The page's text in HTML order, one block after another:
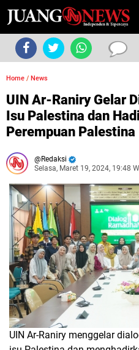
Home / News
UIN Ar-Raniry Gelar
Isu Palestina dan
Perempuan Palestina
Redaksi
Selasa, Maret 19, 2024, 19:48
UIN Ar-Raniry menggelar